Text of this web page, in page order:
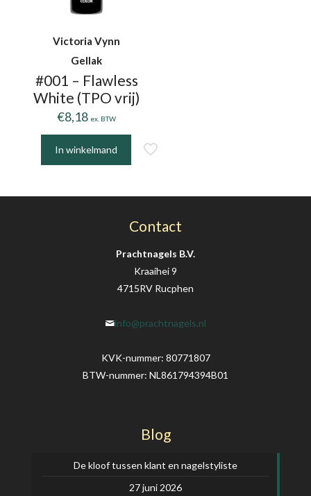
Victoria Vynn
Gellak
#001 – Flawless
White (TPO vrij)
€8,18 ex. BTW
In winkelmand
Contact
Prachtnagels B.V.
Kraaihei 9
4715RV Rucphen
info@prachtnagels.nl
KVK-nummer: 80771807
BTW-nummer: NL861794394B01
Blog
De kloof tussen klant en nagelstyliste
27 juni 2026